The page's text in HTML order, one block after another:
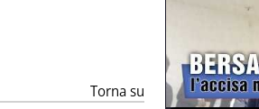
Torna su